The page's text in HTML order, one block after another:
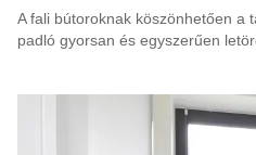
A fali bútoroknak köszönhetően a
padló gyorsan és egyszerűen